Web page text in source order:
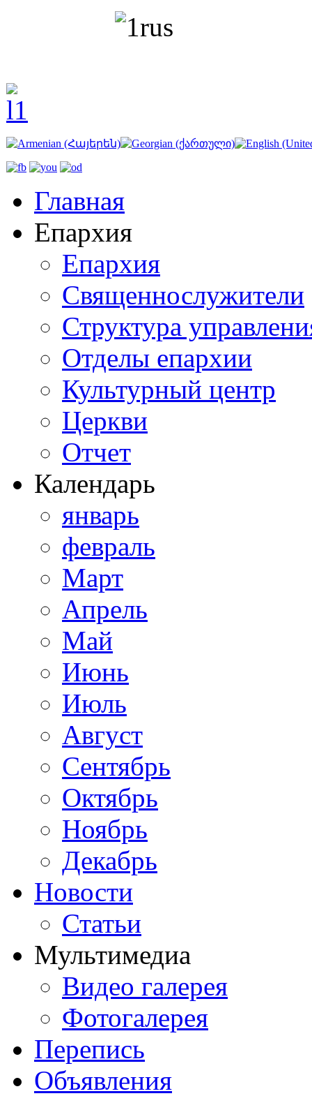
Главная
Епархия
Епархия
Священнослужители
Структура
Отделы епархии
Культурный центр
Церкви
Отчет
Календарь
январь
февраль
Март
Апрель
Май
Июнь
Июль
Август
Сентябрь
Октябрь
Ноябрь
Декабрь
Новости
Статьи
Мультимедиа
Видео галерея
Фотогалерея
Перепись
Объявления